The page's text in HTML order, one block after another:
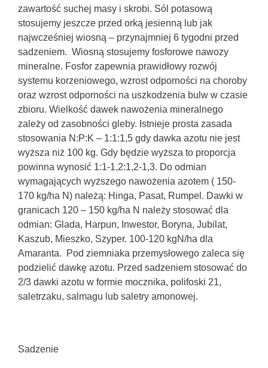
zawartość suchej masy i skrobi. Sól potasową
stosujemy jeszcze przed orką jesienną lub jak
najwcześniej wiosną – przynajmniej 6 tygodni przed
sadzeniem. Wiosną stosujemy fosforowe nawozy
mineralne. Fosfor zapewnia prawidłowy rozwój
systemu korzeniowego, wzrost odporności na choroby
oraz wzrost odporności na uszkodzenia bulw w czasie
zbioru. Wielkość dawek nawożenia mineralnego
zależy od zasobności gleby. Istnieje prosta zasada
stosowania N:P:K – 1:1:1,5 gdy dawka azotu nie jest
wyższa niż 100 kg. Gdy będzie wyższa to proporcja
powinna wynosić 1:1-1,2:1,2-1,3. Do odmian
wymagających wyższego nawożenia azotem ( 150-
170 kg/ha N) należą: Hinga, Pasat, Rumpel. Dawki w
granicach 120 – 150 kg/ha N należy stosować dla
odmian: Glada, Harpun, Inwestor, Boryna, Jubilat,
Kaszub, Mieszko, Szyper. 100-120 kgN/ha dla
Amaranta. Pod ziemniaka przemysłowego zaleca się
podzielić dawkę azotu. Przed sadzeniem stosować do
2/3 dawki azotu w formie mocznika, polifoski 21,
saletrzaku, salmagu lub saletry amonowej.
Sadzenie